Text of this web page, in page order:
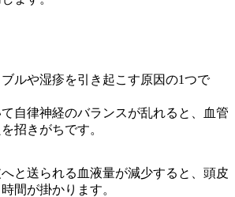
ルや湿疹を引き起こす原因の1つで
自律神経のバランスが乱れると、血管
招きがちです。
と送られる血液量が減少すると、頭皮
間が掛かります。